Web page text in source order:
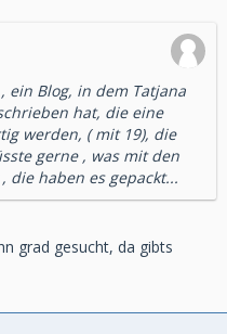
ein Blog, in dem Tatjana
hat, die eine
werden, ( mit 19), die
gerne , was mit den
die haben es gepackt...
grad gesucht, da gibts